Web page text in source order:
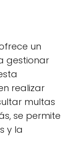
un
gestionar
realizar
multas
se permite
y la